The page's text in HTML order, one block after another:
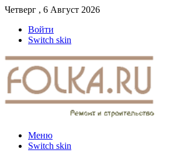
Четверг , 6 Август 2026
Войти
Switch skin
Меню
Switch skin